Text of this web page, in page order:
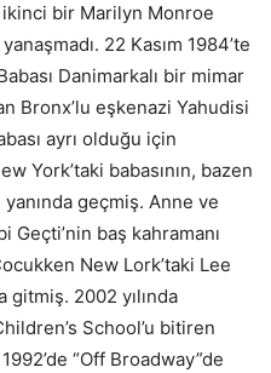
ikinci bir Marilyn Monroe
22 Kasım 1984’te
Danimarkalı bir mimar
Bronx’lu eşkenazi Yahudisi
ayrı olduğu için
York’taki babasının, bazen
geçmiş. Anne ve
Geçti’nin baş kahramanı
New Lork’taki Lee
2002 yılında
School’u bitiren
“Off Broadway”de